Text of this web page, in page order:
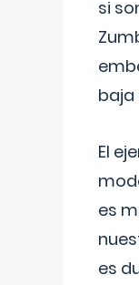
si
baja
El
es
es